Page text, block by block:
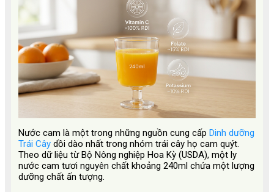
Nước cam là một trong những nguồn cung cấp Dinh dưỡng
Trái Cây dồi dào nhất trong nhóm trái cây họ cam quýt.
Theo dữ liệu từ Bộ Nông nghiệp Hoa Kỳ (USDA), một ly
nước cam tươi nguyên chất khoảng 240ml chứa một lượng
dưỡng chất ấn tượng.